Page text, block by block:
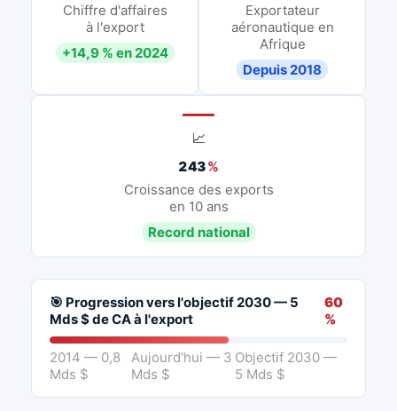
Chiffre d'affaires
à l'export
+14,9 % en 2024
Exportateur
aéronautique en
Afrique
Depuis 2018
📈
243%
Croissance des exports
en 10 ans
Record national
🎯 Progression vers l'objectif 2030 — 5
Mds $ de CA à l'export
60
%
2014 — 0,8
Mds $
Aujourd'hui — 3
Mds $
Objectif 2030 —
5 Mds $